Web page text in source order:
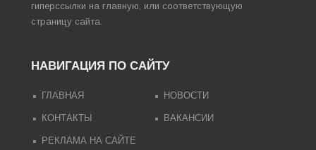
гиперссылки на главную, или соответствующую
страницу сайта.
НАВИГАЦИЯ ПО САЙТУ
ГЛАВНАЯ НОВОСТИ
КОНТАКТЫ ВАКАНСИИ
РЕКЛАМА НА САЙТЕ